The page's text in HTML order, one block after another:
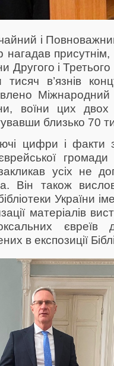
і
нагадав
Другого і
тисяч в’язнів
воїни цих двох
близько 70
цифри і факти
усіх не
Він також
України
матеріалів
євреїв
в експозиції